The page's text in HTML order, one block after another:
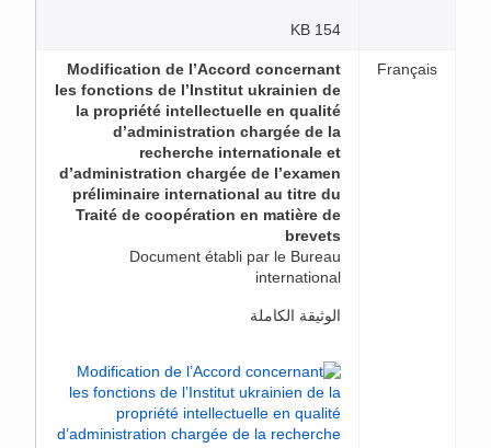
154 KB
Français
Modification de l’Accord concernant
les fonctions de l’Institut ukrainien de
la propriété intellectuelle en qualité
d’administration chargée de la
recherche internationale et
d’administration chargée de l’examen
préliminaire international au titre du
Traité de coopération en matière de
brevets
Document établi par le Bureau
international
الوثيقة الكاملة